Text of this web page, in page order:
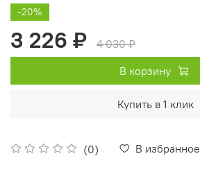
(0) В избранное
-20%
3 226 ₽
4 030 ₽
В корзину
Купить в 1 клик